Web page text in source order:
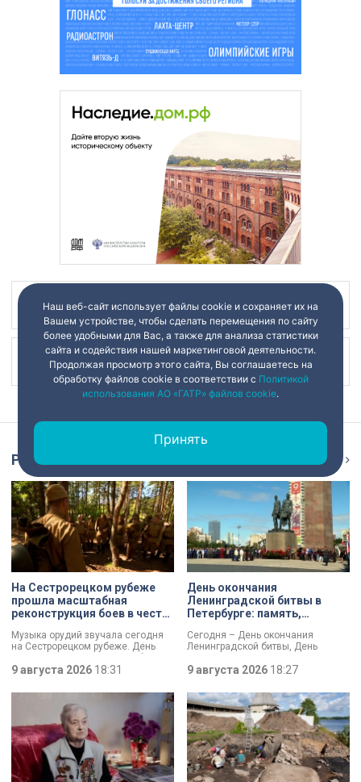
Наш канал в
Наш канал в
Репортаж Ещё
На Сестрорецком рубеже
прошла масштабная
реконструкция боев в честь
Ленинградской битвы
Музыка орудий звучала сегодня
на Сестрорецком рубеже. День
вспоминали и через
сражение стало предвестником
будущей Победы.
9 августа 2026 18:31
День окончания
Ленинградской битвы в
Петербурге: память,
созданию нового
мемориала
Сегодня – День окончания
Ленинградской битвы, День
обращении губернатор Александр
Законодательного собрания
Александр Бельский отметили:
Ленинград был в центре самого
длительного сражения Великой
Отечественной войны. Победа
имела огромное стратегическое
значение – угроза городу с севера
была ликвидирована.
9 августа 2026 18:27
Наш веб-сайт использует файлы cookie и сохраняет их на
Вашем устройстве, чтобы сделать перемещения по сайту
более удобными для Вас, а также для анализа статистики
сайта и содействия нашей маркетинговой деятельности.
Продолжая просмотр этого сайта, Вы соглашаетесь на
обработку файлов cookie в соответствии с Политикой
использования АО «ГАТР» файлов cookie.
Принять